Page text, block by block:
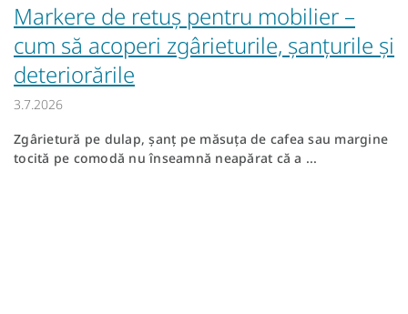
Markere de retuș pentru mobilier –
cum să acoperi zgârieturile, șanțurile și
deteriorările
3.7.2026
Zgârietură pe dulap, șanț pe măsuța de cafea sau margine
tocită pe comodă nu înseamnă neapărat că a ...